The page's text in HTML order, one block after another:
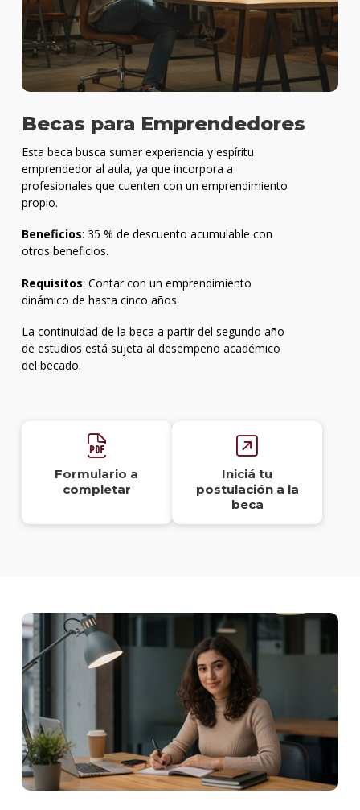
Becas para Emprendedores
Esta beca busca sumar experiencia y espíritu
emprendedor al aula, ya que incorpora a
profesionales que cuenten con un emprendimiento
propio.
Beneficios: 35 % de descuento acumulable con
otros beneficios.
Requisitos: Contar con un emprendimiento
dinámico de hasta cinco años.
La continuidad de la beca a partir del segundo año
de estudios está sujeta al desempeño académico
del becado.
Formulario a
completar
Iniciá tu
postulación a la
beca